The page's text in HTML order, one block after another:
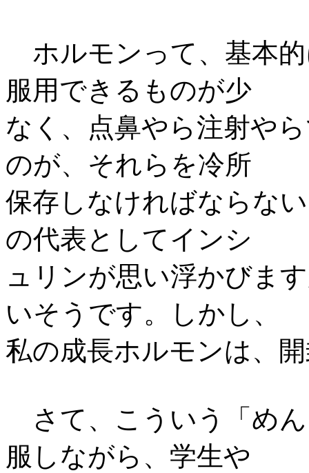
ホルモンって、基本
服用できるものが少
なく、点鼻やら注射や
のが、それらを冷所
保存しなければならな
の代表としてインシ
ュリンが思い浮かびま
いそうです。しかし、
私の成長ホルモンは、
さて、こういう「め
服しながら、学生や